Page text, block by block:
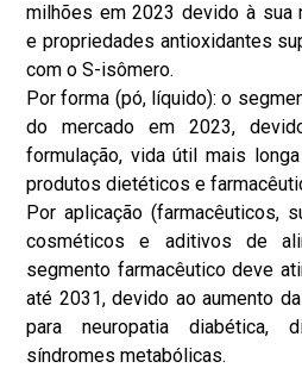
milhões em 2023 devido à sua
e propriedades antioxidantes
com o S-isômero.
Por forma (pó, líquido): o
do mercado em 2023,
formulação, vida útil mais
produtos dietéticos e
Por aplicação (farmacêuticos,
cosméticos e aditivos de
segmento farmacêutico deve
até 2031, devido ao aumento
para neuropatia diabética,
síndromes metabólicas.